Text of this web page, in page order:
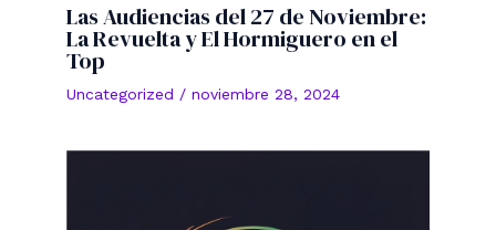
Las Audiencias del 27 de Noviembre:
La Revuelta y El Hormiguero en el
Top
Uncategorized / noviembre 28, 2024